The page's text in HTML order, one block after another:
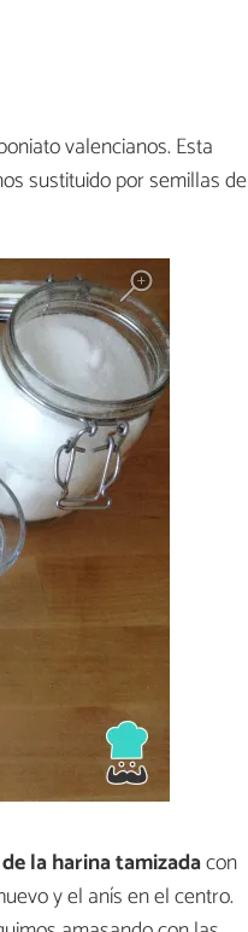
valencianos. Esta
sustituido por semillas de
la harina tamizadacon
y el anís en el centro.